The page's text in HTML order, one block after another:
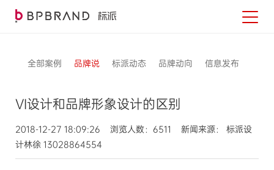
全部案例 品牌说 标派动态 品牌动向 信息发布
VI设计和品牌形象设计的区别
2018-12-27 18:09:26 浏览人数：6511 新闻来源： 标派设
计林徐 13028864554